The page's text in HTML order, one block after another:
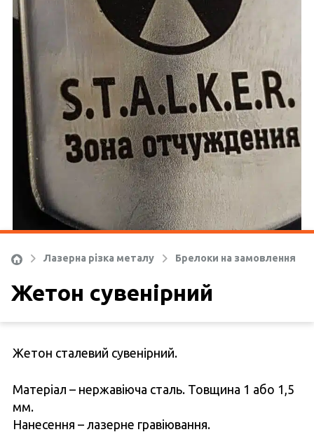
Лазерна різка металу Брелоки на замовлення
Жетон сувенірний
Жетон сталевий сувенірний.
Матеріал – нержавіюча сталь. Товщина 1 або 1,5
мм.
Нанесення – лазерне гравіювання.